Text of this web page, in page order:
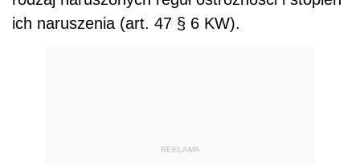
ich naruszenia (art. 47 § 6 KW).
REKLAMA